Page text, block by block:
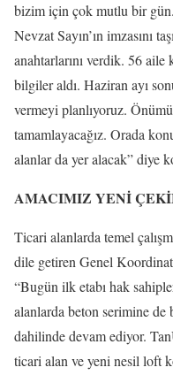
bizim için çok mutlu bir
Nevzat Sayın’ın imzasını
anahtarlarını verdik. 56 aile
bilgiler aldı. Haziran ayı
vermeyi planlıyoruz.
tamamlayacağız. Orada
alanlar da yer alacak” diye
AMACIMIZ YENİ
Ticari alanlarda temel
dile getiren Genel
“Bugün ilk etabı hak
alanlarda beton serimine de
dahilinde devam ediyor.
ticari alan ve yeni nesil loft